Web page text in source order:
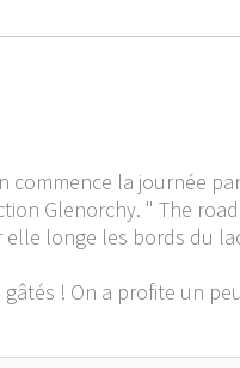
commence la journée
Glenorchy. " The
longe les bords du
! On a profite un